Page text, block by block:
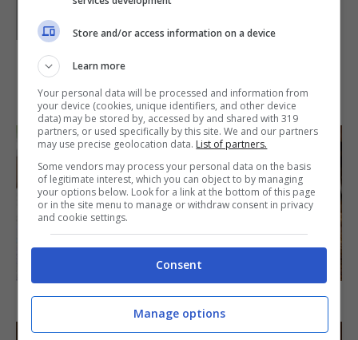
2013, spaziando tra tutte le tipologie di ricette, con un
IN PRIMO PIANO
Arista di maiale al latte
Store and/or access information on a device
Learn more
Your personal data will be processed and information from
your device (cookies, unique identifiers, and other device
data) may be stored by, accessed by and shared with 319
partners, or used specifically by this site. We and our partners
may use precise geolocation data. List of partners.
Some vendors may process your personal data on the basis
of legitimate interest, which you can object to by managing
your options below. Look for a link at the bottom of this page
or in the site menu to manage or withdraw consent in privacy
and cookie settings.
Consent
Manage options